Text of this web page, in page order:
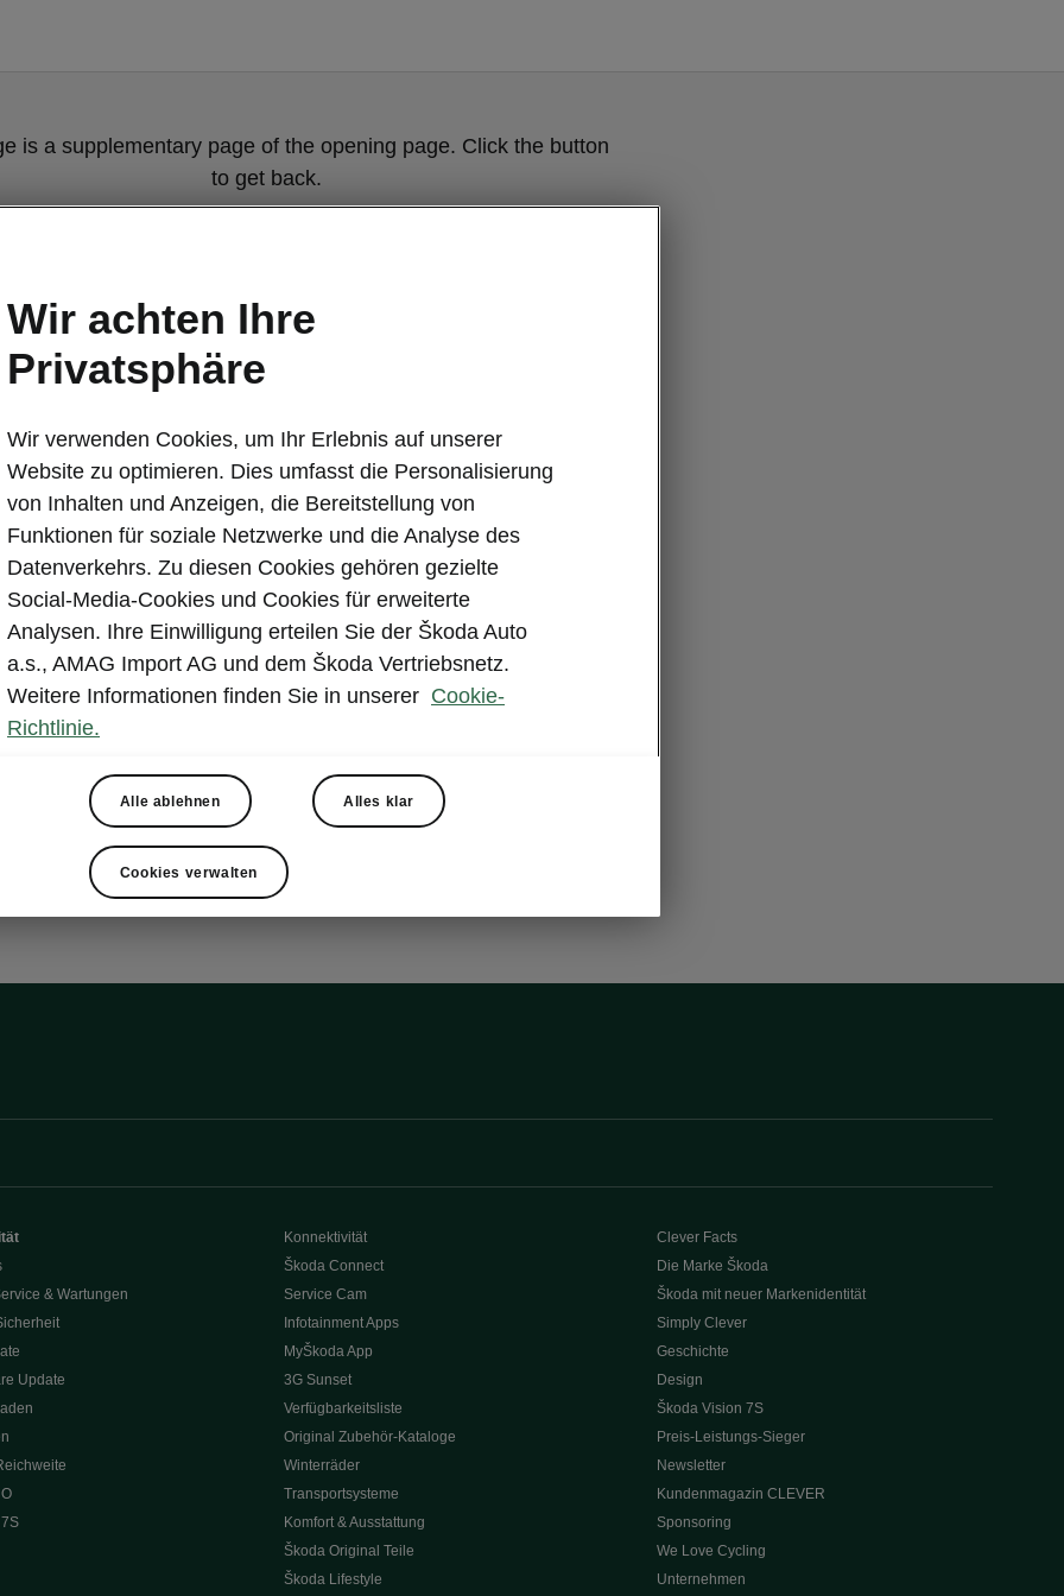
is a supplementary page of the opening page. Click the button
to get back.
Plus
Vorder- und Rücksitze
Lenkrad
Waschdüsen
Reinigungsanlage
Windschutzscheibe
& Wartungen
Update
Konnektivität
Škoda Connect
Service Cam
Infotainment Apps
MyŠkoda App
3G Sunset
Verfügbarkeitsliste
Original Zubehör-Kataloge
Winterräder
Transportsysteme
Komfort & Ausstattung
Škoda Original Teile
Škoda Lifestyle
Clever Facts
Die Marke Škoda
Škoda mit neuer Markenidentität
Simply Clever
Geschichte
Design
Škoda Vision 7S
Preis-Leistungs-Sieger
Newsletter
Kundenmagazin CLEVER
Sponsoring
We Love Cycling
Unternehmen
Wir achten Ihre
Privatsphäre
Wir verwenden Cookies, um Ihr Erlebnis auf unserer
Website zu optimieren. Dies umfasst die Personalisierung
von Inhalten und Anzeigen, die Bereitstellung von
Funktionen für soziale Netzwerke und die Analyse des
Datenverkehrs. Zu diesen Cookies gehören gezielte
Social-Media-Cookies und Cookies für erweiterte
Analysen. Ihre Einwilligung erteilen Sie der Škoda Auto
a.s., AMAG Import AG und dem Škoda Vertriebsnetz.
Weitere Informationen finden Sie in unserer Cookie-
Richtlinie.
Alle ablehnen Alles klar
Cookies verwalten